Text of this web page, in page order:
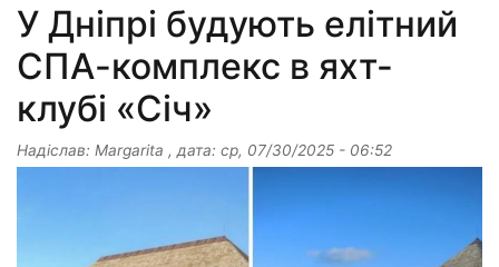
У Дніпрі будують елітний
СПА-комплекс в яхт-
клубі «Січ»
Надіслав: Margarita , дата: ср, 07/30/2025 - 06:52